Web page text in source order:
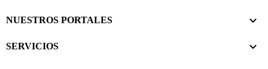
NUESTROS PORTALES
SERVICIOS